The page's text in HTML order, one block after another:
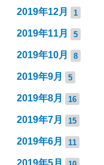
2019年12月 1
2019年11月 5
2019年10月 8
2019年9月 5
2019年8月 16
2019年7月 15
2019年6月 11